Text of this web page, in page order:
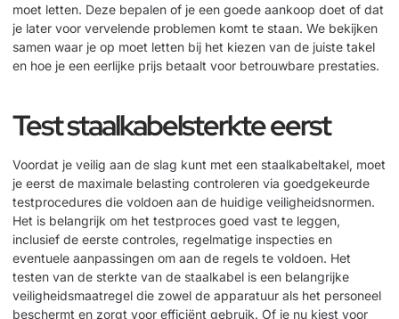
moet letten. Deze bepalen of je een goede aankoop doet of dat
je later voor vervelende problemen komt te staan. We bekijken
samen waar je op moet letten bij het kiezen van de juiste takel
en hoe je een eerlijke prijs betaalt voor betrouwbare prestaties.
Test staalkabelsterkte eerst
Voordat je veilig aan de slag kunt met een staalkabeltakel, moet
je eerst de maximale belasting controleren via goedgekeurde
testprocedures die voldoen aan de huidige veiligheidsnormen.
Het is belangrijk om het testproces goed vast te leggen,
inclusief de eerste controles, regelmatige inspecties en
eventuele aanpassingen om aan de regels te voldoen. Het
testen van de sterkte van de staalkabel is een belangrijke
veiligheidsmaatregel die zowel de apparatuur als het personeel
beschermt en zorgt voor efficiënt gebruik. Of je nu kiest voor